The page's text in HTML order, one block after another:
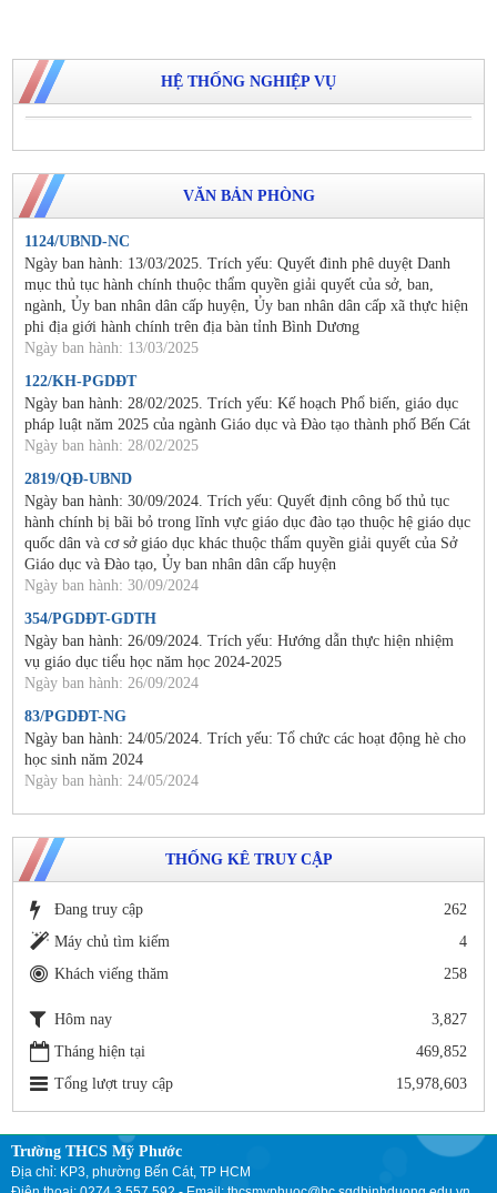
HỆ THỐNG NGHIỆP VỤ
VĂN BẢN PHÒNG
1124/UBND-NC
Ngày ban hành: 13/03/2025. Trích yếu: Quyết đinh phê duyệt Danh
mục thủ tục hành chính thuộc thẩm quyền giải quyết của sở, ban,
ngành, Ủy ban nhân dân cấp huyện, Ủy ban nhân dân cấp xã thực hiện
phi địa giới hành chính trên địa bàn tỉnh Bình Dương
Ngày ban hành: 13/03/2025
122/KH-PGDĐT
Ngày ban hành: 28/02/2025. Trích yếu: Kế hoạch Phổ biến, giáo dục
pháp luật năm 2025 của ngành Giáo dục và Đào tạo thành phố Bến Cát
Ngày ban hành: 28/02/2025
2819/QĐ-UBND
Ngày ban hành: 30/09/2024. Trích yếu: Quyết định công bố thủ tục
hành chính bị bãi bỏ trong lĩnh vực giáo dục đào tạo thuộc hệ giáo dục
quốc dân và cơ sở giáo dục khác thuộc thẩm quyền giải quyết của Sở
Giáo dục và Đào tạo, Ủy ban nhân dân cấp huyện
Ngày ban hành: 30/09/2024
354/PGDĐT-GDTH
Ngày ban hành: 26/09/2024. Trích yếu: Hướng dẫn thực hiện nhiệm
vụ giáo dục tiểu học năm học 2024-2025
Ngày ban hành: 26/09/2024
83/PGDĐT-NG
Ngày ban hành: 24/05/2024. Trích yếu: Tổ chức các hoạt động hè cho
học sinh năm 2024
Ngày ban hành: 24/05/2024
THỐNG KÊ TRUY CẬP
Đang truy cập
262
Máy chủ tìm kiếm
4
Khách viếng thăm
258
Hôm nay
3,827
Tháng hiện tại
469,852
Tổng lượt truy cập
15,978,603
Trường THCS Mỹ Phước
Địa chỉ: KP3, phường Bến Cát, TP HCM